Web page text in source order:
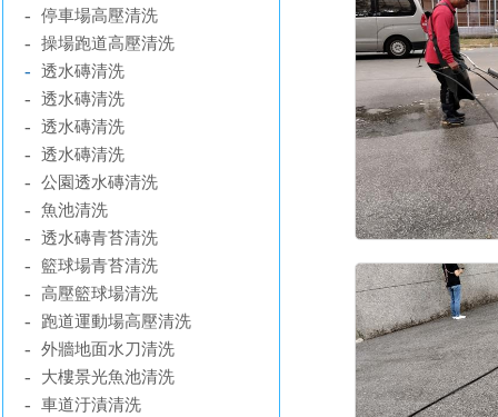
- 停車場高壓清洗
- 操場跑道高壓清洗
- 透水磚清洗
- 透水磚清洗
- 透水磚清洗
- 透水磚清洗
- 公園透水磚清洗
- 魚池清洗
- 透水磚青苔清洗
- 籃球場青苔清洗
- 高壓籃球場清洗
- 跑道運動場高壓清洗
- 外牆地面水刀清洗
- 大樓景光魚池清洗
- 車道汙漬清洗